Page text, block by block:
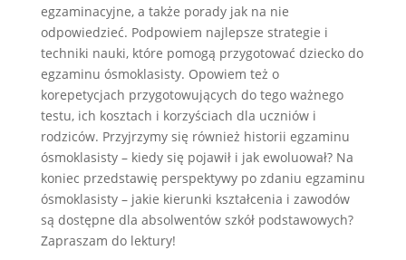
egzaminacyjne, a także porady jak na nie
odpowiedzieć. Podpowiem najlepsze strategie i
techniki nauki, które pomogą przygotować dziecko do
egzaminu ósmoklasisty. Opowiem też o
korepetycjach przygotowujących do tego ważnego
testu, ich kosztach i korzyściach dla uczniów i
rodziców. Przyjrzymy się również historii egzaminu
ósmoklasisty – kiedy się pojawił i jak ewoluował? Na
koniec przedstawię perspektywy po zdaniu egzaminu
ósmoklasisty – jakie kierunki kształcenia i zawodów
są dostępne dla absolwentów szkół podstawowych?
Zapraszam do lektury!